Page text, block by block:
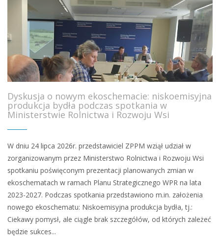
Dyskusja o nowym ekoschemacie: niskoemisyjna
produkcja bydła podczas spotkania w
Ministerstwie Rolnictwa i Rozwoju Wsi
W dniu 24 lipca 2026r. przedstawiciel ZPPM wziął udział w
zorganizowanym przez Ministerstwo Rolnictwa i Rozwoju Wsi
spotkaniu poświęconym prezentacji planowanych zmian w
ekoschematach w ramach Planu Strategicznego WPR na lata
2023-2027. Podczas spotkania przedstawiono m.in. założenia
nowego ekoschematu: Niskoemisyjna produkcja bydła, tj.:
Ciekawy pomysł, ale ciągle brak szczegółów, od których zależeć
będzie sukces...